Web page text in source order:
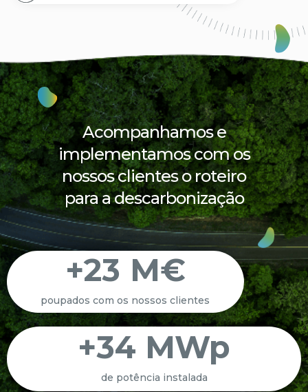
Acompanhamos e
implementamos com os
nossos clientes o roteiro
para a descarbonização
+23 M€
poupados com os nossos clientes
+34 MWp
de potência instalada